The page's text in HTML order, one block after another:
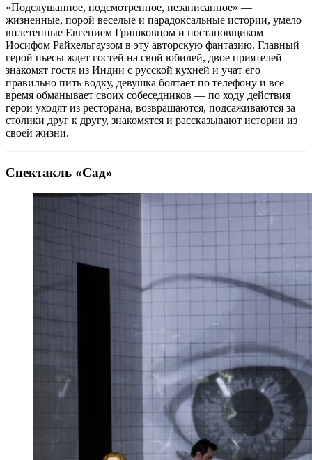
«Подслушанное, подсмотренное, незаписанное» —
жизненные, порой веселые и парадоксальные истории, умело
вплетенные Евгением Гришковцом и постановщиком
Иосифом Райхельгаузом в эту авторскую фантазию. Главный
герой пьесы ждет гостей на свой юбилей, двое приятелей
знакомят гостя из Индии с русской кухней и учат его
правильно пить водку, девушка болтает по телефону и все
время обманывает своих собеседников — по ходу действия
герои уходят из ресторана, возвращаются, подсаживаются за
столики друг к другу, знакомятся и рассказывают истории из
своей жизни.
Спектакль «Сад»